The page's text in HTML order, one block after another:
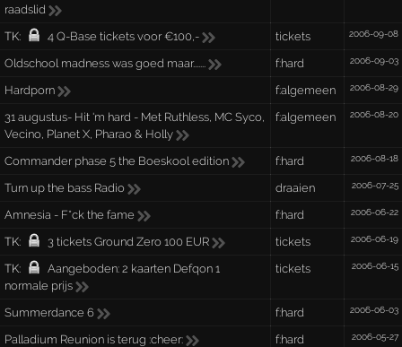
raadslid
TK: 4 Q-Base tickets voor €100,- tickets 2006-09-08
Oldschool madness was goed maar....... f:hard 2006-09-03
Hardporn f:algemeen 2006-08-29
31 augustus- Hit 'm hard - Met Ruthless, MC Syco,
Vecino, Planet X, Pharao & Holly
f:algemeen 2006-08-20
Commander phase 5 the Boeskool edition f:hard 2006-08-18
Turn up the bass Radio draaien 2006-07-25
Amnesia - F*ck the fame f:hard 2006-06-22
TK: 3 tickets Ground Zero 100 EUR tickets 2006-06-19
TK:
Aangeboden: 2 kaarten Defqon 1
normale prijs
tickets 2006-06-15
Summerdance 6 f:hard 2006-06-03
Palladium Reunion is terug :cheer: f:hard 2006-05-27